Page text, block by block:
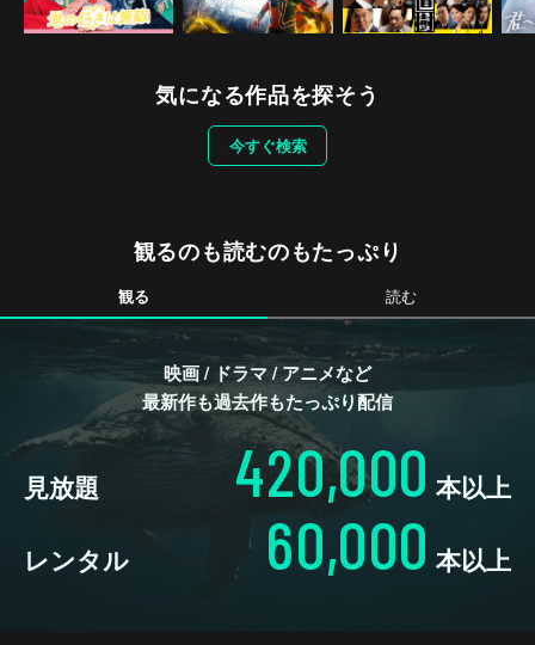
気になる作品を探そう
今すぐ検索
観るのも読むのもたっぷり
観る 読む
映画 / ドラマ / アニメなど
最新作も過去作もたっぷり配信
見放題 420,000 本以上
レンタル 60,000 本以上